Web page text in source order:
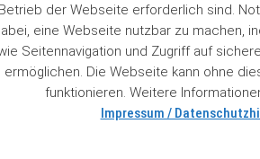
Prozent hinter dem
etwas ungewiss, da die zweite
trifft. Wir halten den
und sehen weiterhin
Betrieb der Webseite erforderlich sind.
eine Webseite nutzbar zu machen,
Seitennavigation und Zugriff auf
ermöglichen. Die Webseite kann ohne
funktionieren. Weitere
Impressum /